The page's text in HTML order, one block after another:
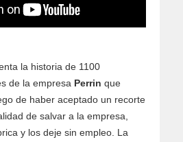
la historia de 1100
de la empresa Perrin que
de haber aceptado un recorte
de salvar a la empresa,
y los deje sin empleo. La